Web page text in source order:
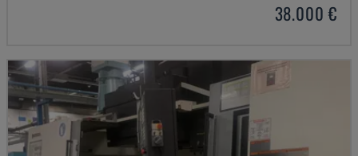
38.000 €